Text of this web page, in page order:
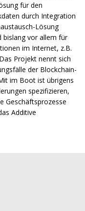
für den
durch Integration
Lösung
bislang vor allem für
im Internet, z.B.
Projekt nennt sich
der Blockchain-
im Boot ist übrigens
spezifizieren,
Geschäftsprozesse
Additive